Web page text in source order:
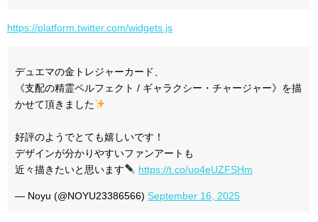
https://platform.twitter.com/widgets.js
デュエマの金トレジャーカード、
《支配の精霊ペルフェクト / ギャラクシー・チャージャー》を描
かせて頂きました
好評のようでとても嬉しいです！
デザインが分かりやすいファンアートも
近々描きたいと思います
https://t.co/uo4eUZFSHm
— Noyu (@NOYU23386566) September 16, 2025